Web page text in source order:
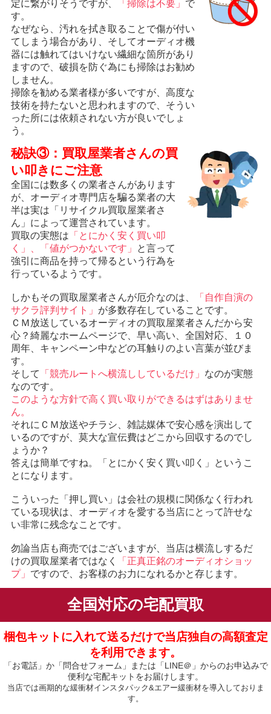
定に繋がりそうですが、
「掃除は不要」 で
す。
なぜなら、汚れを拭き取ることで傷が付い
てしまう場合があり、そしてオーディオ機
器には触れてはいけない繊細な箇所があり
ますので、破損を防ぐ為にも掃除はお勧め
しません。
掃除を勧める業者様が多いですが、高度な
技術を持たないと思われますので、そうい
った所には依頼されない方が良いでしょ
う。
秘訣③：買取屋業者さんの買
い叩きにご注意
全国には数多くの業者さんがあります
が、オーディオ専門店を騙る業者の大
半は実は「リサイクル買取屋業者さ
ん」によって運営されています。
買取の実態は 「とにかく安く買い叩
く」、「値がつかないです」
と言って
強引に商品を持って帰るという行為を
行っているようです。
しかもその買取屋業者さんが厄介なのは、
「自作自演の
サクラ評判サイト」 が多数存在していることです。
ＣＭ放送しているオーディオの買取屋業者さんだから安
心？綺麗なホームページで、早い高い、全国対応、１０
周年、キャンペーン中などの耳触りのよい言葉が並びま
す。
そして
「競売ルートへ横流ししているだけ」 なのが実態
なのです。
このような方針で高く買い取りができるはずはありませ
ん。
それにＣＭ放送やチラシ、雑誌媒体で安心感を演出して
いるのですが、莫大な宣伝費はどこから回収するのでし
ょうか？
答えは簡単ですね。「とにかく安く買い叩く」というこ
とになります。
こういった「押し買い」は会社の規模に関係なく行われ
ている現状は、オーディオを愛する当店にとって許せな
い非常に残念なことです。
勿論当店も商売ではございますが、当店は横流しするだ
けの買取屋業者ではなく
「正真正銘のオーディオショッ
プ」 ですので、お客様のお力になれるかと存じます。
全国対応の宅配買取
梱包キットに入れて送るだけで当店独自の高額査定
を利用できます。
「お電話」か「問合せフォーム」または「LINE＠」からのお申込みで
便利な宅配キットをお届けします。
当店では画期的な緩衝材インスタパック&エアー緩衝材を導入しておりま
す。